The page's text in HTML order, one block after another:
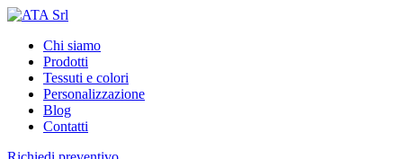
Chi siamo
Prodotti
Tessuti e colori
Personalizzazione
Blog
Contatti